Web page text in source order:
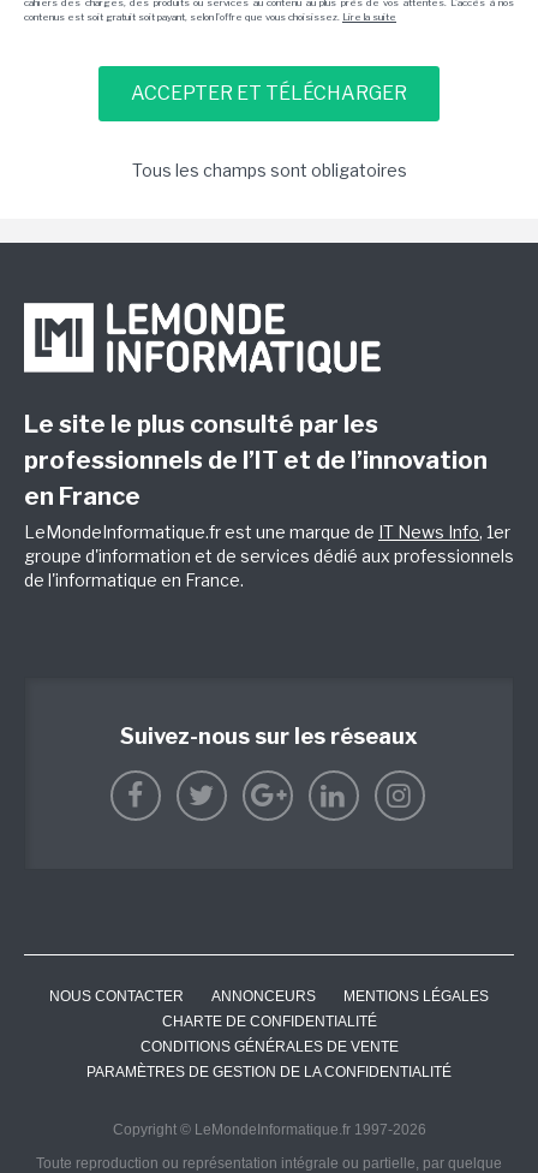
cahiers des charges, des produits ou services au contenu au plus près de vos attentes. L'accès à nos
contenus est soit gratuit soit payant, selon l'offre que vous choisissez. Lire la suite
Tous les champs sont obligatoires
Le site le plus consulté par les
professionnels de l’IT et de l’innovation
en France
LeMondeInformatique.fr est une marque de IT News Info, 1er
groupe d'information et de services dédié aux professionnels
de l'informatique en France.
Suivez-nous sur les réseaux
NOUS CONTACTER ANNONCEURS
MENTIONS LÉGALES
CHARTE DE CONFIDENTIALITÉ
CONDITIONS GÉNÉRALES DE VENTE
PARAMÈTRES DE GESTION DE LA CONFIDENTIALITÉ
Copyright © LeMondeInformatique.fr 1997-2026
Toute reproduction ou représentation intégrale ou partielle, par quelque